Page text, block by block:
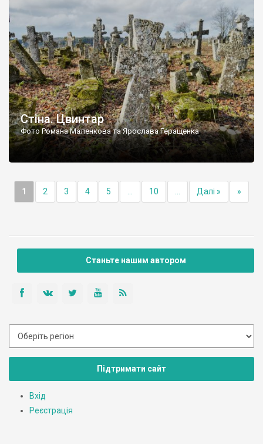
ньому чимало хрестів 19 століття, є такі, де епітафії стер […]
Стіна. Цвинтар
Фото Романа Маленкова та Ярослава Геращенка
1 2 3 4 5 10 Далі » »
Станьте нашим автором
Підтримати сайт
Вхід
Реєстрація